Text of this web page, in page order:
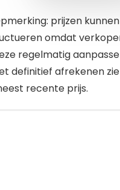
prijzen kunnen
omdat
regelmatig
definitief afrekenen
recente prijs.